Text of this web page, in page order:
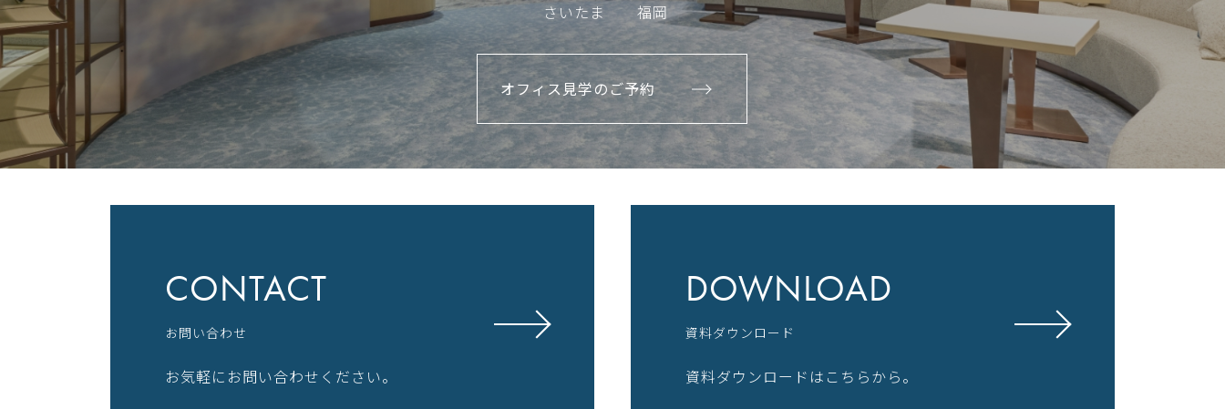
さいたま
福岡
オフィス見学のご予約
CONTACT
お問い合わせ
お気軽にお問い合わせください。
DOWNLOAD
資料ダウンロード
資料ダウンロードはこちらから。